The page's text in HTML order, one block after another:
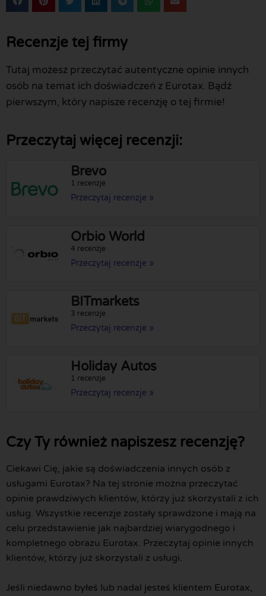
Recenzje tej firmy
Tutaj możesz przeczytać autentyczne opinie innych
osób na temat ich doświadczeń z Eurotax. Bądź
pierwszym, który napisze recenzję o tej firmie!
Przeczytaj więcej recenzji:
Brevo
1 recenzje
Przeczytaj recenzje »
Orbio World
4 recenzje
Przeczytaj recenzje »
BITmarkets
3 recenzje
Przeczytaj recenzje »
Holiday Autos
1 recenzje
Przeczytaj recenzje »
Czy Ty również napiszesz recenzję?
Ciekawi Cię, jakie są doświadczenia innych osób z
usługami Eurotax? Na tej stronie można przeczytać
opinie prawdziwych klientów, którzy już skorzystali z ich
usług. Wszystkie recenzje zostały sprawdzone i mają na
celu przedstawienie jak najbardziej wiarygodnego i
kompletnego obrazu Eurotax. Przeczytaj opinie innych
klientów, którzy już skorzystali z usługi.
Jeśli niedawno byłeś lub nadal jesteś klientem Eurotax,